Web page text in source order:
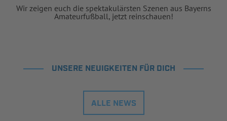
Wir zeigen euch die spektakulärsten Szenen aus Bayerns
Amateurfußball, jetzt reinschauen!
UNSERE NEUIGKEITEN FÜR DICH
ALLE NEWS